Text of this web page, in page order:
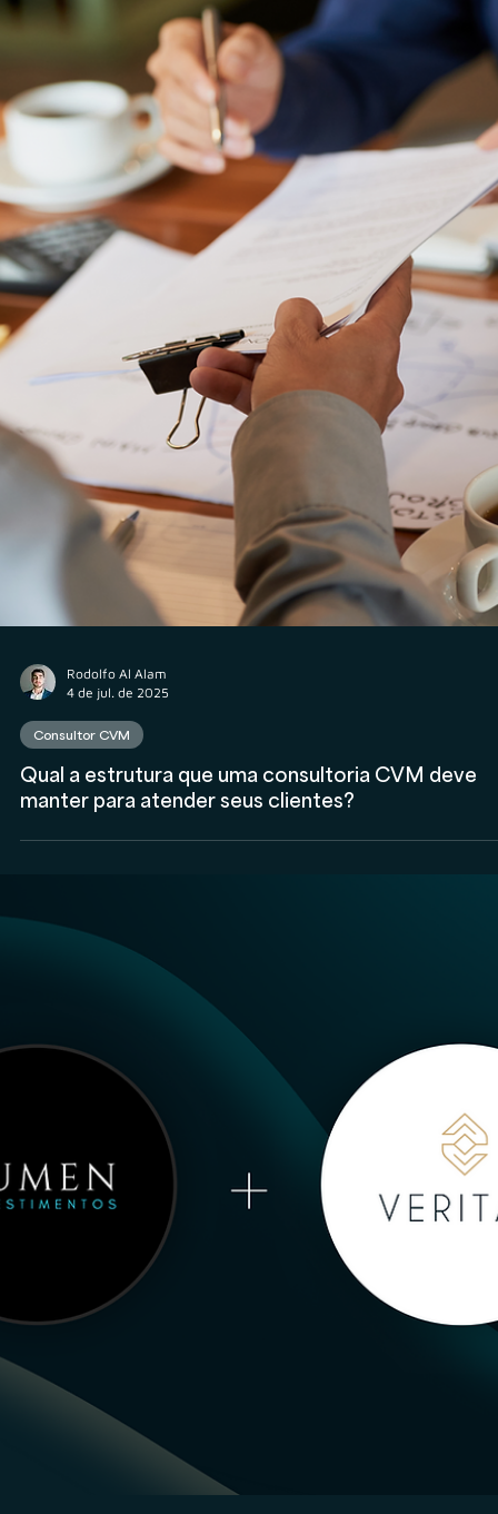
Consultor CVM: Saiba quais as tecnologias que
você precisa ter na rotina da sua operação
Rodolfo Al Alam
4 de jul. de 2025
Qual a estrutura que uma consultoria CVM deve
manter para atender seus clientes?